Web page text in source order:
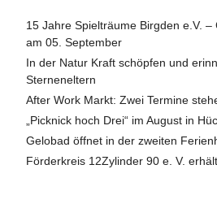
15 Jahre Spielträume Birgden e.V.
am 05. September
In der Natur Kraft schöpfen und
Sterneneltern
After Work Markt: Zwei Termine
„Picknick hoch Drei“ im August in
Gelobad öffnet in der zweiten
Förderkreis 12Zylinder 90 e. V.